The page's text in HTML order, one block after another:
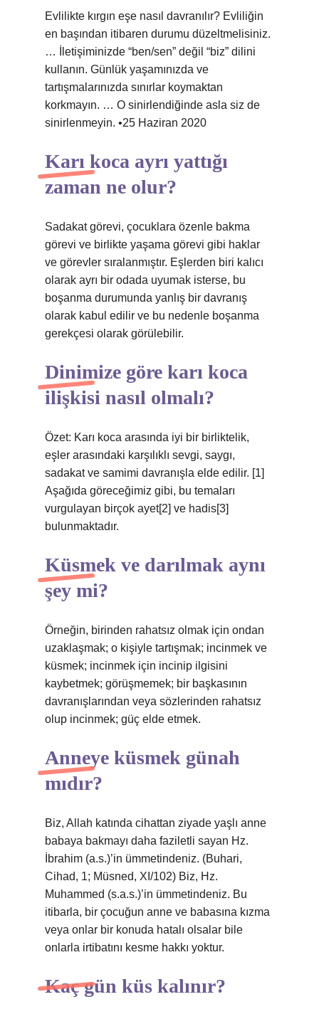
Evlilikte kırgın eşe nasıl davranılır? Evliliğin
en başından itibaren durumu düzeltmelisiniz.
… İletişiminizde “ben/sen” değil “biz” dilini
kullanın. Günlük yaşamınızda ve
tartışmalarınızda sınırlar koymaktan
korkmayın. … O sinirlendiğinde asla siz de
sinirlenmeyin. •25 Haziran 2020
Karı koca ayrı yattığı
zaman ne olur?
Sadakat görevi, çocuklara özenle bakma
görevi ve birlikte yaşama görevi gibi haklar
ve görevler sıralanmıştır. Eşlerden biri kalıcı
olarak ayrı bir odada uyumak isterse, bu
boşanma durumunda yanlış bir davranış
olarak kabul edilir ve bu nedenle boşanma
gerekçesi olarak görülebilir.
Dinimize göre karı koca
ilişkisi nasıl olmalı?
Özet: Karı koca arasında iyi bir birliktelik,
eşler arasındaki karşılıklı sevgi, saygı,
sadakat ve samimi davranışla elde edilir. [1]
Aşağıda göreceğimiz gibi, bu temaları
vurgulayan birçok ayet[2] ve hadis[3]
bulunmaktadır.
Küsmek ve darılmak aynı
şey mi?
Örneğin, birinden rahatsız olmak için ondan
uzaklaşmak; o kişiyle tartışmak; incinmek ve
küsmek; incinmek için incinip ilgisini
kaybetmek; görüşmemek; bir başkasının
davranışlarından veya sözlerinden rahatsız
olup incinmek; güç elde etmek.
Anneye küsmek günah
mıdır?
Biz, Allah katında cihattan ziyade yaşlı anne
babaya bakmayı daha faziletli sayan Hz.
İbrahim (a.s.)’in ümmetindeniz. (Buhari,
Cihad, 1; Müsned, XI/102) Biz, Hz.
Muhammed (s.a.s.)’in ümmetindeniz. Bu
itibarla, bir çocuğun anne ve babasına kızma
veya onlar bir konuda hatalı olsalar bile
onlarla irtibatını kesme hakkı yoktur.
Kaç gün küs kalınır?